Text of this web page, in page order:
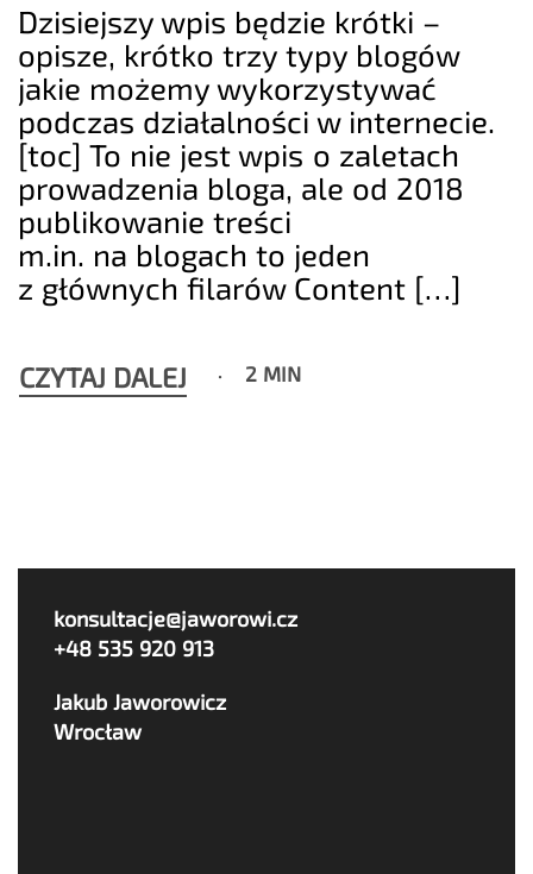
Dzisiejszy wpis będzie krótki –
opisze, krótko trzy typy blogów
jakie możemy wykorzystywać
podczas działalności w internecie.
[toc] To nie jest wpis o zaletach
prowadzenia bloga, ale od 2018
publikowanie treści
m.in. na blogach to jeden
z głównych filarów Content […]
CZYTAJ DALEJ 2 MIN
konsultacje@jaworowi.cz
+48 535 920 913
Jakub Jaworowicz
Wrocław